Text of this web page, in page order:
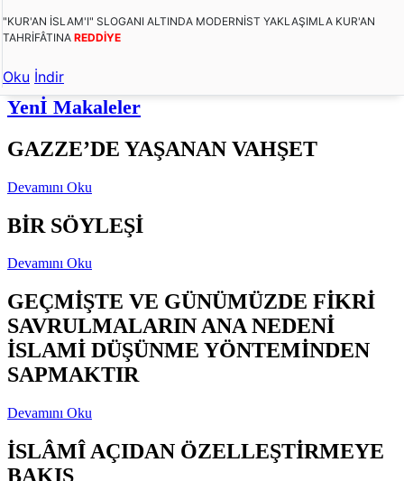
"KUR'AN İSLAM'I" SLOGANI ALTINDA MODERNİST YAKLAŞIMLA KUR'AN
TAHRİFÂTINA REDDİYE
Oku İndir
Yenİ Makaleler
GAZZE’DE YAŞANAN VAHŞET
Devamını Oku
BİR SÖYLEŞİ
Devamını Oku
GEÇMİŞTE VE GÜNÜMÜZDE FİKRİ
SAVRULMALARIN ANA NEDENİ
İSLAMİ DÜŞÜNME YÖNTEMİNDEN
SAPMAKTIR
Devamını Oku
İSLÂMÎ AÇIDAN ÖZELLEŞTİRMEYE
BAKIŞ